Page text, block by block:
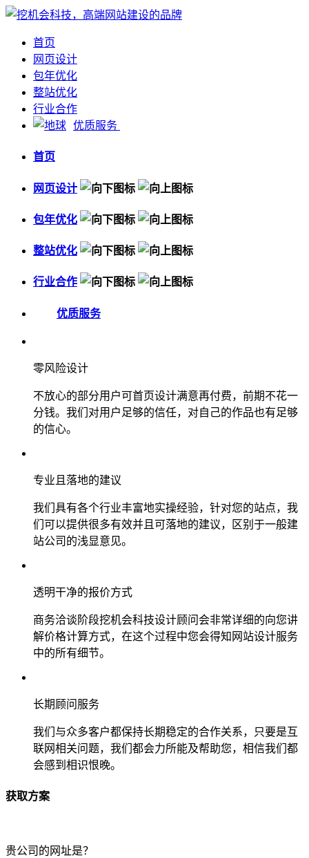
首页
网页设计
包年优化
整站优化
行业合作
优质服务
首页
网页设计
包年优化
整站优化
行业合作
优质服务
零风险设计
不放心的部分用户可首页设计满意再付费，前期不花一
分钱。我们对用户足够的信任，对自己的作品也有足够
的信心。
专业且落地的建议
我们具有各个行业丰富地实操经验，针对您的站点，我
们可以提供很多有效并且可落地的建议，区别于一般建
站公司的浅显意见。
透明干净的报价方式
商务洽谈阶段挖机会科技设计顾问会非常详细的向您讲
解价格计算方式，在这个过程中您会得知网站设计服务
中的所有细节。
长期顾问服务
我们与众多客户都保持长期稳定的合作关系，只要是互
联网相关问题，我们都会力所能及帮助您，相信我们都
会感到相识恨晚。
获取方案
贵公司的网址是？